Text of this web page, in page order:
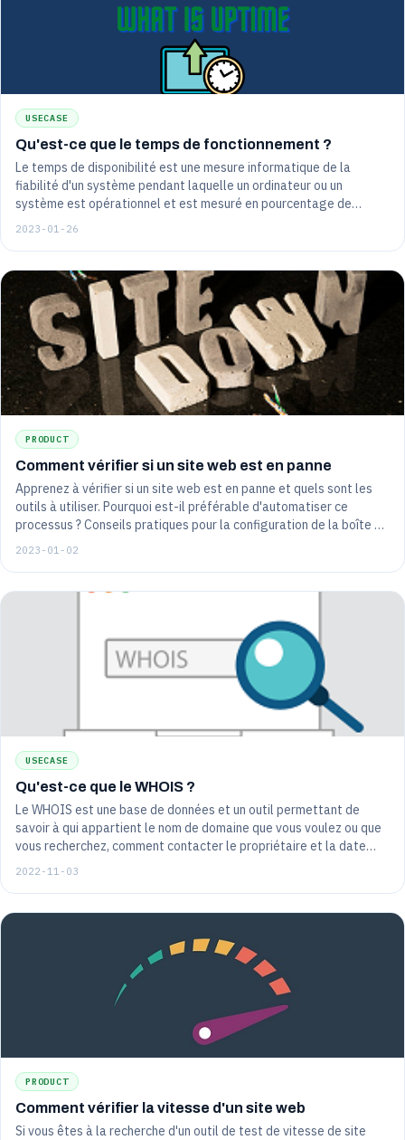
USECASE
Qu'est-ce que le temps de fonctionnement ?
Le temps de disponibilité est une mesure informatique de la
fiabilité d'un système pendant laquelle un ordinateur ou un
système est opérationnel et est mesuré en pourcentage de
temps.
2023-01-26
PRODUCT
Comment vérifier si un site web est en panne
Apprenez à vérifier si un site web est en panne et quels sont les
outils à utiliser. Pourquoi est-il préférable d'automatiser ce
processus ? Conseils pratiques pour la configuration de la boîte à
outils.
2023-01-02
USECASE
Qu'est-ce que le WHOIS ?
Le WHOIS est une base de données et un outil permettant de
savoir à qui appartient le nom de domaine que vous voulez ou que
vous recherchez, comment contacter le propriétaire et la date
d'expiration du nom de domaine.
2022-11-03
PRODUCT
Comment vérifier la vitesse d'un site web
Si vous êtes à la recherche d'un outil de test de vitesse de site